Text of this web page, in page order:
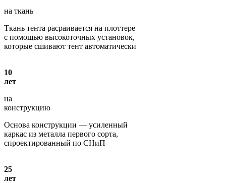
на ткань
Ткань тента расраивается на плоттере
с помощью высокоточных установок,
которые сшивают тент автоматически
10
лет
на
конструкцию
Основа конструкции — усиленный
каркас из металла первого сорта,
спроектированный по СНиП
25
лет